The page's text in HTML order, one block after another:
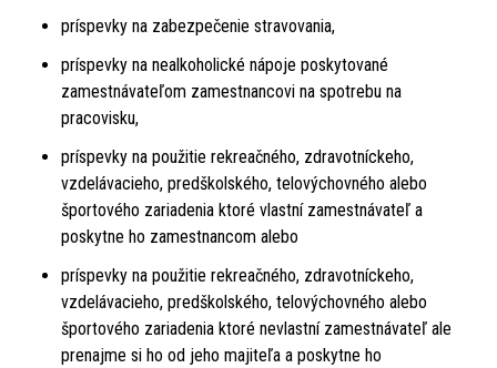
príspevky na zabezpečenie stravovania,
príspevky na nealkoholické nápoje poskytované
zamestnávateľom zamestnancovi na spotrebu na
pracovisku,
príspevky na použitie rekreačného, zdravotníckeho,
vzdelávacieho, predškolského, telovýchovného alebo
športového zariadenia ktoré vlastní zamestnávateľ a
poskytne ho zamestnancom alebo
príspevky na použitie rekreačného, zdravotníckeho,
vzdelávacieho, predškolského, telovýchovného alebo
športového zariadenia ktoré nevlastní zamestnávateľ ale
prenajme si ho od jeho majiteľa a poskytne ho